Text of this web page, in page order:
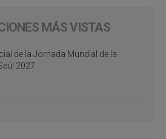
MÁS VISTAS
de la Jornada Mundial de la
2027